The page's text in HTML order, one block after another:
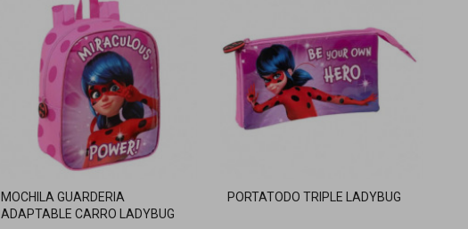
MOCHILA GUARDERIA
ADAPTABLE CARRO LADYBUG
PORTATODO TRIPLE LADYBUG